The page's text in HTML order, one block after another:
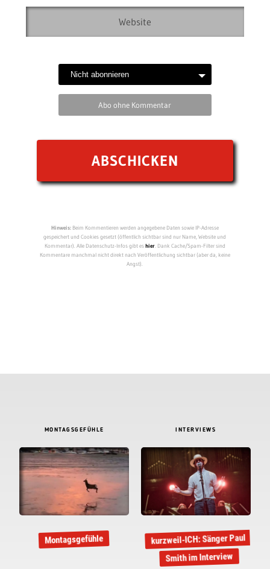
Abo ohne Kommentar
Hinweis:Beim Kommentieren werden angegebene Daten sowie IP-Adresse
gespeichert und Cookies gesetzt (öffentlich sichtbar sind nur Name, Website und
Kommentar). Alle Datenschutz-Infos gibt eshier. Dank Cache/Spam-Filter sind
Kommentare manchmal nicht direkt nach Veröffentlichung sichtbar (aber da, keine
Angst).
MONTAGSGEFÜHLE
Montagsgefühle
INTERVIEWS
kurzweil-ICH: Sänger Paul
Smith im Interview